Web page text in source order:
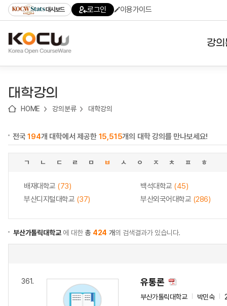
기
기
기
content)
가
대시보드 로그인 이용가이드
강
대학강의
HOME 강의분류 대학강의
전국194개 대학에서 제공한 15,515개의 대학 강의를 만나보세요!
ㄱ ㄴ ㄷ ㄹ ㅁ ㅂ ㅅ ㅇ ㅈ ㅊ ㅍ ㅎ
배재대학교 (73) 백석대학교 (45)
부산디지털대학교 (37) 부산외국어대학교 (286)
부산가톨릭대학교에 대한총 424 개의 검색결과가 있습니다.
361. 유통론
부산가톨릭대학교 박민숙